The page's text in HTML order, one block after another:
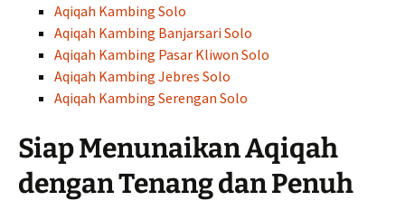
Aqiqah Kambing Solo
Aqiqah Kambing Banjarsari Solo
Aqiqah Kambing Pasar Kliwon Solo
Aqiqah Kambing Jebres Solo
Aqiqah Kambing Serengan Solo
Siap Menunaikan Aqiqah
dengan Tenang dan Penuh